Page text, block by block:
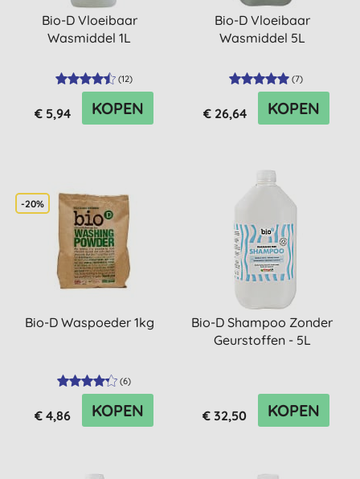
Bio-D Vloeibaar
Wasmiddel 1L
(12)
€ 5,94 KOPEN
Bio-D Vloeibaar
Wasmiddel 5L
(7)
€ 26,64 KOPEN
-20%
Bio-D Waspoeder 1kg
(6)
€ 4,86 KOPEN
Bio-D Shampoo Zonder
Geurstoffen - 5L
€ 32,50 KOPEN